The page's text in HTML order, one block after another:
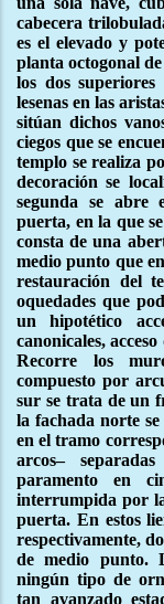
cabecera
es el elevado y
planta octogonal
los dos
lesenas en las
sitúan dichos
ciegos que se
templo se realiza
decoración se
segunda se abre
puerta, en la que
consta de una
medio punto que
restauración del
oquedades que
un hipotético
canonicales,
Recorre los
compuesto por
sur se trata de un
la fachada norte
en el tramo
arcos–
paramento en
interrumpida por
puerta. En estos
respectivamente,
de medio punto.
ningún tipo de
tan avanzado